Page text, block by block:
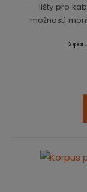
lišty pro
možností